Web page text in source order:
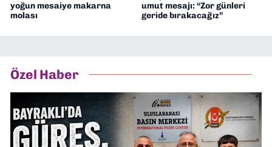
yoğun mesaiye makarna
molası
umut mesajı: “Zor günleri
geride bırakacağız”
Özel Haber